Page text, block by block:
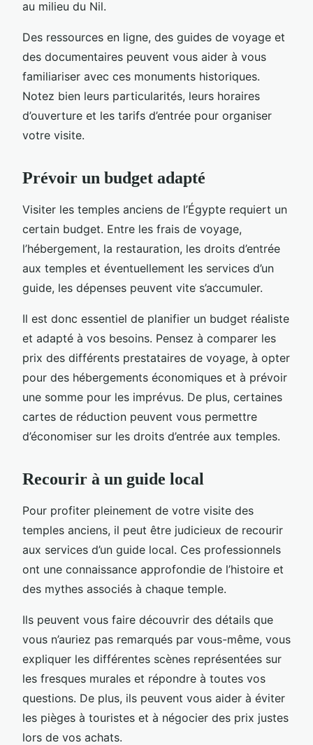
au milieu du Nil.
Des ressources en ligne, des guides de voyage et
des documentaires peuvent vous aider à vous
familiariser avec ces monuments historiques.
Notez bien leurs particularités, leurs horaires
d’ouverture et les tarifs d’entrée pour organiser
votre visite.
Prévoir un budget adapté
Visiter les temples anciens de l’Égypte requiert un
certain budget. Entre les frais de voyage,
l’hébergement, la restauration, les droits d’entrée
aux temples et éventuellement les services d’un
guide, les dépenses peuvent vite s’accumuler.
Il est donc essentiel de planifier un budget réaliste
et adapté à vos besoins. Pensez à comparer les
prix des différents prestataires de voyage, à opter
pour des hébergements économiques et à prévoir
une somme pour les imprévus. De plus, certaines
cartes de réduction peuvent vous permettre
d’économiser sur les droits d’entrée aux temples.
Recourir à un guide local
Pour profiter pleinement de votre visite des
temples anciens, il peut être judicieux de recourir
aux services d’un guide local. Ces professionnels
ont une connaissance approfondie de l’histoire et
des mythes associés à chaque temple.
Ils peuvent vous faire découvrir des détails que
vous n’auriez pas remarqués par vous-même, vous
expliquer les différentes scènes représentées sur
les fresques murales et répondre à toutes vos
questions. De plus, ils peuvent vous aider à éviter
les pièges à touristes et à négocier des prix justes
lors de vos achats.